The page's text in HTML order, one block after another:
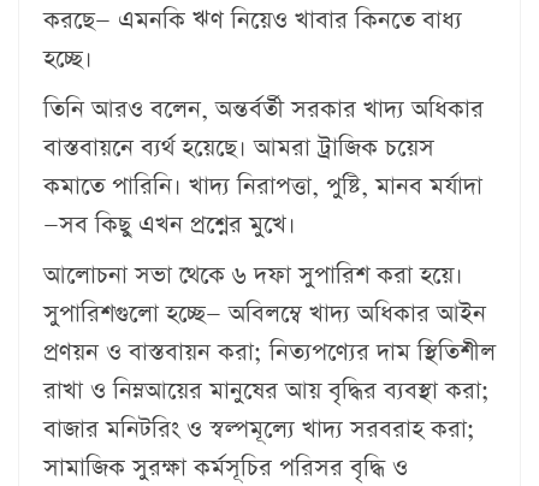
করছে— এমনকি ঋণ নিয়েও খাবার কিনতে বাধ্য
হচ্ছে।
তিনি আরও বলেন, অন্তর্বর্তী সরকার খাদ্য অধিকার
বাস্তবায়নে ব্যর্থ হয়েছে। আমরা ট্রাজিক চয়েস
কমাতে পারিনি। খাদ্য নিরাপত্তা, পুষ্টি, মানব মর্যাদা
—সব কিছু এখন প্রশ্নের মুখে।
আলোচনা সভা থেকে ৬ দফা সুপারিশ করা হয়ে।
সুপারিশগুলো হচ্ছে— অবিলম্বে খাদ্য অধিকার আইন
প্রণয়ন ও বাস্তবায়ন করা; নিত্যপণ্যের দাম স্থিতিশীল
রাখা ও নিম্নআয়ের মানুষের আয় বৃদ্ধির ব্যবস্থা করা;
বাজার মনিটরিং ও স্বল্পমূল্যে খাদ্য সরবরাহ করা;
সামাজিক সুরক্ষা কর্মসূচির পরিসর বৃদ্ধি ও